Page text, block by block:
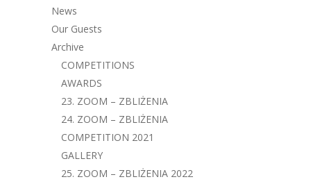
News
Our Guests
Archive
COMPETITIONS
AWARDS
23. ZOOM – ZBLIŻENIA
24. ZOOM – ZBLIŻENIA
COMPETITION 2021
GALLERY
25. ZOOM – ZBLIŻENIA 2022